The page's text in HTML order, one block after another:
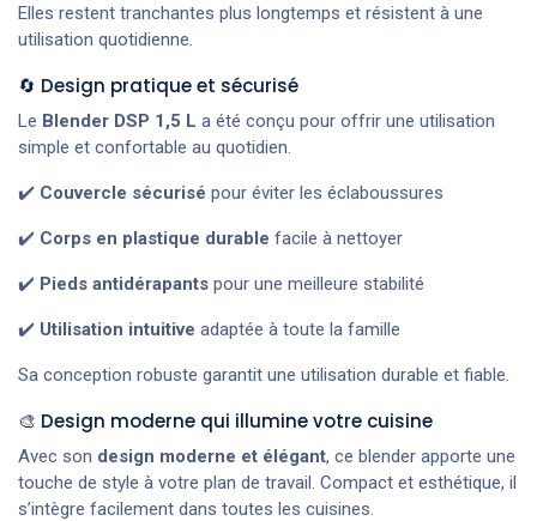
Elles restent tranchantes plus longtemps et résistent à une
utilisation quotidienne.
🔄 Design pratique et sécurisé
Le Blender DSP 1,5 L a été conçu pour offrir une utilisation
simple et confortable au quotidien.
✔️ Couvercle sécurisé pour éviter les éclaboussures
✔️ Corps en plastique durable facile à nettoyer
✔️ Pieds antidérapants pour une meilleure stabilité
✔️ Utilisation intuitive adaptée à toute la famille
Sa conception robuste garantit une utilisation durable et fiable.
🎨 Design moderne qui illumine votre cuisine
Avec son design moderne et élégant, ce blender apporte une
touche de style à votre plan de travail. Compact et esthétique, il
s’intègre facilement dans toutes les cuisines.